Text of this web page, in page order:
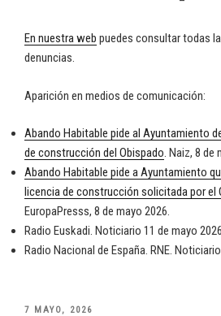
En nuestra web puedes consultar todas
denuncias.
Aparición en medios de comunicación:
Abando Habitable pide al Ayuntamiento
de construcción del Obispado. Naiz, 8 de
Abando Habitable pide a Ayuntamiento
licencia de construcción solicitada por el
EuropaPresss, 8 de mayo 2026.
Radio Euskadi. Noticiario 11 de mayo
Radio Nacional de España. RNE.
PUBLICADO
7 MAYO, 2026